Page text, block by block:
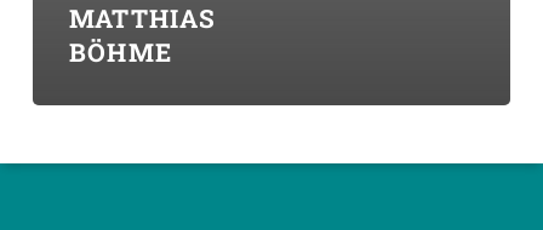
MATTHIAS
BÖHME